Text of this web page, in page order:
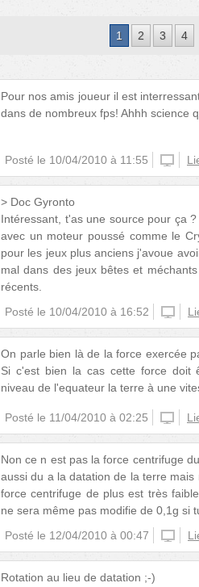
1 2 3 4
Pour nos amis joueur il est
dans de nombreux fps! Ahhh science
Posté le 10/04/2010 à 11:55
> Doc Gyronto
Intéressant, t'as une source pour ça
avec un moteur poussé comme le
pour les jeux plus anciens j'avoue
mal dans des jeux bêtes et
récents.
Posté le 10/04/2010 à 16:52
On parle bien là de la force exercée
Si c'est bien la cas cette force doit
niveau de l'equateur la terre à une
Posté le 11/04/2010 à 02:25
Non ce n est pas la force centrifuge
aussi du a la datation de la terre
force centrifuge de plus est très
ne sera même pas modifie de 0,1g si
Posté le 12/04/2010 à 00:47
Rotation au lieu de datation ;-)